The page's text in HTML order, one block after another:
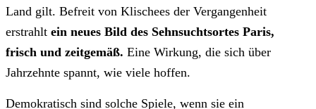
Land gilt. Befreit von Klischees der Vergangenheit
erstrahlt ein neues Bild des Sehnsuchtsortes Paris,
frisch und zeitgemäß. Eine Wirkung, die sich über
Jahrzehnte spannt, wie viele hoffen.
Demokratisch sind solche Spiele, wenn sie ein